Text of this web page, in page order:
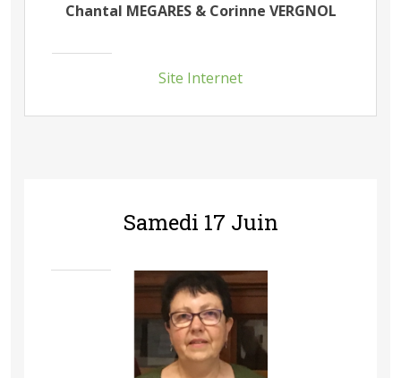
Chantal MEGARES & Corinne VERGNOL
Site Internet
Samedi 17 Juin